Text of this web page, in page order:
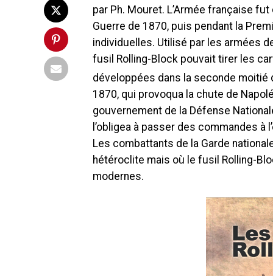
par Ph. Mouret. L’Armée française
Guerre de 1870, puis pendant la
individuelles. Utilisé par les armées
fusil Rolling-Block pouvait tirer les
développées dans la seconde moitié
1870, qui provoqua la chute de
gouvernement de la Défense
l’obligea à passer des commandes à
Les combattants de la Garde
hétéroclite mais où le fusil Rolling-
modernes.